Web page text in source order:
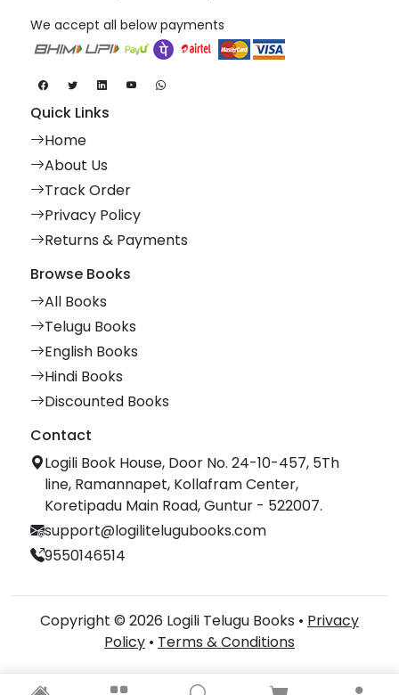
We accept all below payments
Quick Links
Home
About Us
Track Order
Privacy Policy
Returns & Payments
Browse Books
All Books
Telugu Books
English Books
Hindi Books
Discounted Books
Contact
Logili Book House, Door No. 24-10-457, 5Th
line, Ramannapet, Kollafram Center,
Koretipadu Main Road, Guntur - 522007.
support@logilitelugubooks.com
9550146514
Copyright © 2026 Logili Telugu Books • Privacy
Policy • Terms & Conditions